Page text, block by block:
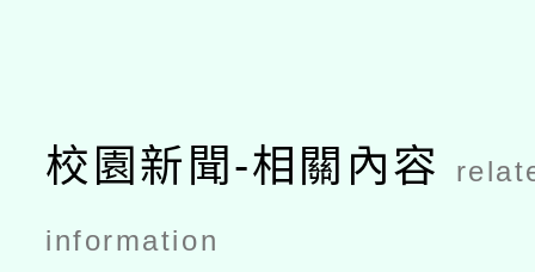
校園新聞-相關內容
information